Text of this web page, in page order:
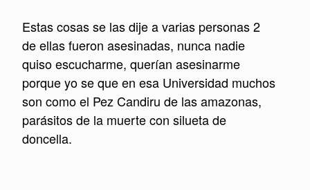
Estas cosas se las dije a varias personas 2
de ellas fueron asesinadas, nunca nadie
quiso escucharme, querían asesinarme
porque yo se que en esa Universidad muchos
son como el Pez Candiru de las amazonas,
parásitos de la muerte con silueta de
doncella.